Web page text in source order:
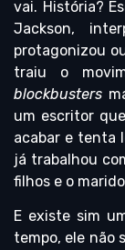
vai. História?
Jackson,
protagonizou
traiu o
blockbusters
um escritor
acabar e tenta
já trabalhou
filhos e o
E existe sim
tempo, ele não